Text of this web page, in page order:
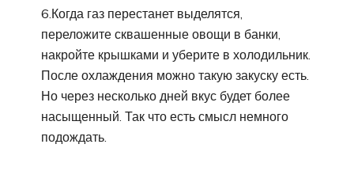
6.Когда газ перестанет выделятся,
переложите сквашенные овощи в банки,
накройте крышками и уберите в холодильник.
После охлаждения можно такую закуску есть.
Но через несколько дней вкус будет более
насыщенный. Так что есть смысл немного
подождать.